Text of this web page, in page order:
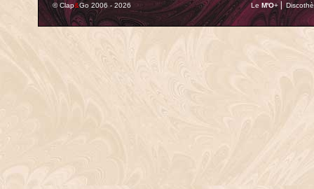
© Clap&Go 2006 - 2026 Le M'O+ ⎢